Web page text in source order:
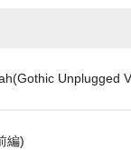
Unplugged
編)